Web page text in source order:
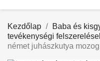
Kezdőlap Baba és
tevékenységi
német juhászkutya